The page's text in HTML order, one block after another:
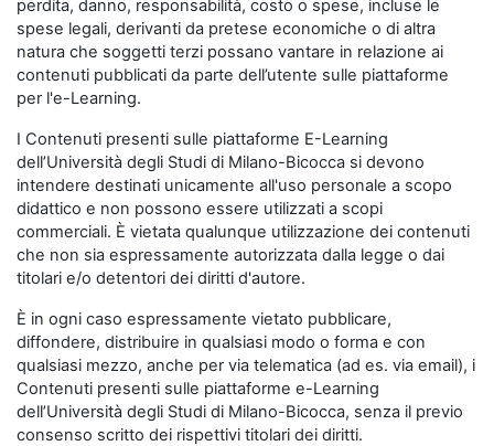
perdita, danno, responsabilità, costo o spese, incluse le
spese legali, derivanti da pretese economiche o di altra
natura che soggetti terzi possano vantare in relazione ai
contenuti pubblicati da parte dell’utente sulle piattaforme
per l'e-Learning.
I Contenuti presenti sulle piattaforme E-Learning
dell’Università degli Studi di Milano-Bicocca si devono
intendere destinati unicamente all'uso personale a scopo
didattico e non possono essere utilizzati a scopi
commerciali. È vietata qualunque utilizzazione dei contenuti
che non sia espressamente autorizzata dalla legge o dai
titolari e/o detentori dei diritti d'autore.
È in ogni caso espressamente vietato pubblicare,
diffondere, distribuire in qualsiasi modo o forma e con
qualsiasi mezzo, anche per via telematica (ad es. via email), i
Contenuti presenti sulle piattaforme e-Learning
dell’Università degli Studi di Milano-Bicocca, senza il previo
consenso scritto dei rispettivi titolari dei diritti.